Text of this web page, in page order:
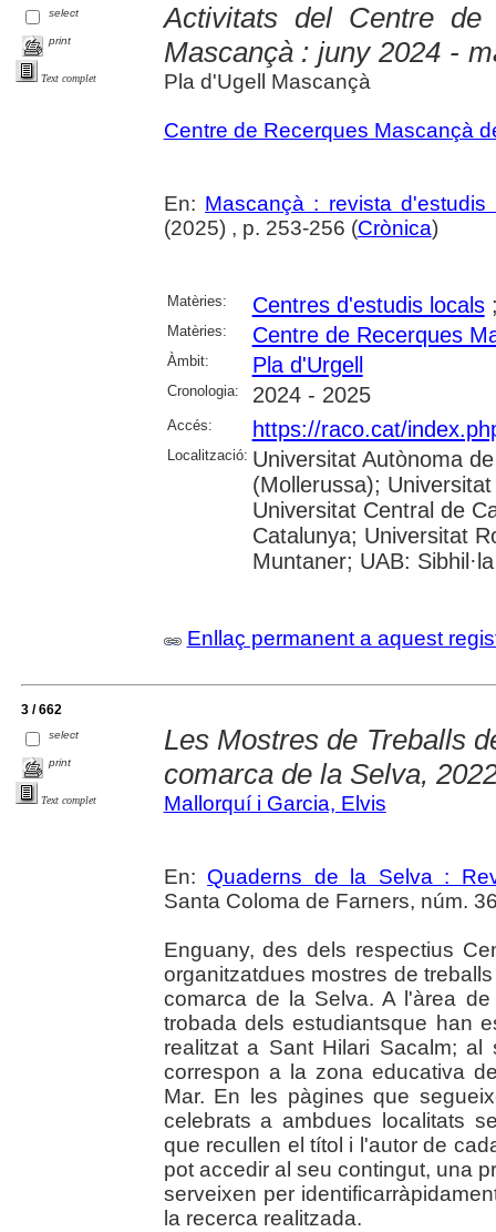
select
print
Text complet
Activitats del Centre
Mascançà : juny 2024 -
Pla d'Ugell Mascançà
Centre de Recerques Mascançà
En: Mascançà : revista
(2025) , p. 253-256 (Crònica)
Matèries: Centres d'estudis locals
Matèries: Centre de Recerques
Àmbit: Pla d'Urgell
Cronologia: 2024 - 2025
Accés: https://raco.cat/
Localització: Universitat Autònoma
(Mollerussa);
Universitat Central de
Catalunya; Universitat
Muntaner; UAB: Sibhil·la
Enllaç permanent a aquest
3 / 662
select
print
Text complet
Les Mostres de Treballs
comarca de la Selva,
Mallorquí i Garcia, Elvis
En: Quaderns de la Selva :
Santa Coloma de Farners, núm.
Enguany, des dels respectius
organitzatdues mostres de
comarca de la Selva. A l'àrea
trobada dels estudiantsque han
realitzat a Sant Hilari Sacalm;
correspon a la zona educativa
Mar. En les pàgines que
celebrats a ambdues localitats
que recullen el títol i l'autor de
pot accedir al seu contingut, una
serveixen per
la recerca realitzada.